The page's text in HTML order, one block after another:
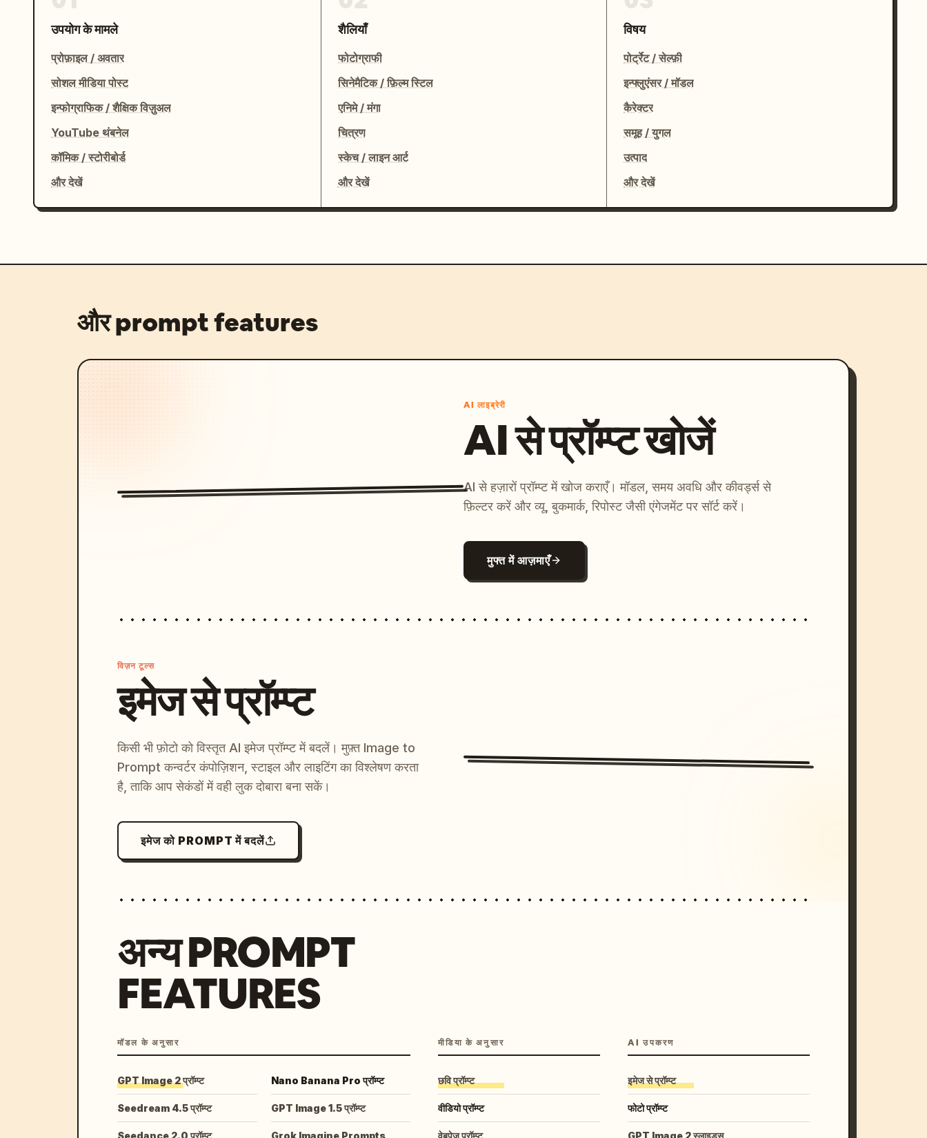
उपयोग के मामले
प्रोफ़ाइल / अवतार
सोशल मीडिया पोस्ट
इन्फोग्राफिक / शैक्षिक विज़ुअल
YouTube थंबनेल
कॉमिक / स्टोरीबोर्ड
और देखें
शैलियाँ
फोटोग्राफी
सिनेमैटिक / फ़िल्म स्टिल
एनिमे / मंगा
चित्रण
स्केच / लाइन आर्ट
और देखें
विषय
पोर्ट्रेट / सेल्फ़ी
इन्फ्लुएंसर / मॉडल
कैरेक्टर
समूह / युगल
उत्पाद
और देखें
और prompt features
AI लाइब्रेरी
AI से प्रॉम्प्ट खोजें
AI से हज़ारों प्रॉम्प्ट में खोज कराएँ। मॉडल, समय अवधि और कीवर्ड्स से
फ़िल्टर करें और व्यू, बुकमार्क, रिपोस्ट जैसी एंगेजमेंट पर सॉर्ट करें।
मुफ्त में आज़माएँ
विज़न टूल्स
इमेज से प्रॉम्प्ट
किसी भी फ़ोटो को विस्तृत AI इमेज प्रॉम्प्ट में बदलें। मुफ़्त Image to
Prompt कन्वर्टर कंपोज़िशन, स्टाइल और लाइटिंग का विश्लेषण करता
है, ताकि आप सेकंडों में वही लुक दोबारा बना सकें।
इमेज को PROMPT में बदलें
अन्य PROMPT
FEATURES
मॉडल के अनुसार
GPT Image 2 प्रॉम्प्ट Nano Banana Pro प्रॉम्प्ट
Seedream 4.5 प्रॉम्प्ट GPT Image 1.5 प्रॉम्प्ट
Seedance 2.0 प्रॉम्प्ट Grok Imagine Prompts
मीडिया के अनुसार
छवि प्रॉम्प्ट
वीडियो प्रॉम्प्ट
वेबपेज प्रॉम्प्ट
AI उपकरण
इमेज से प्रॉम्प्ट
फोटो प्रॉम्प्ट
GPT Image 2 स्लाइड्स